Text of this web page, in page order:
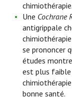
chimiothérapie.
Une Cochrane
antigrippale
se prononcer
études
est plus
bonne santé.